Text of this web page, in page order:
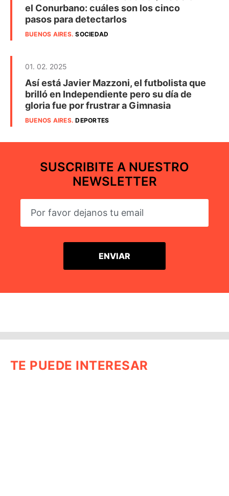
el Conurbano: cuáles son los cinco
pasos para detectarlos
BUENOS AIRES.SOCIEDAD
01. 02. 2025
Así está Javier Mazzoni, el futbolista que
brilló en Independiente pero su día de
gloria fue por frustrar a Gimnasia
BUENOS AIRES.DEPORTES
SUSCRIBITE A NUESTRO
NEWSLETTER
TE PUEDE INTERESAR